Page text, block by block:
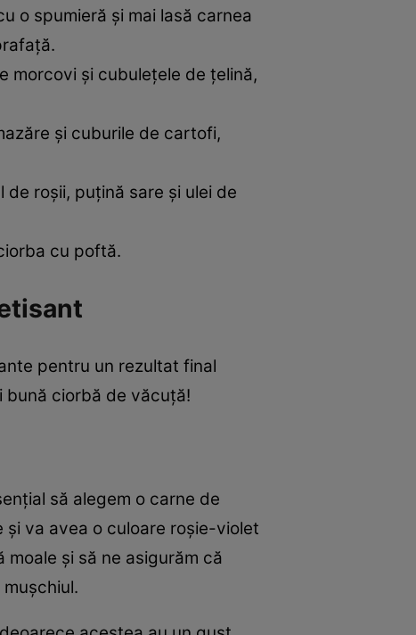
o spumieră și mai lasă carnea
morcovi și cubulețele de țelină,
și cuburile de cartofi,
roșii, puțină sare și ulei de
cu poftă.
pentru un rezultat final
bună ciorbă de văcuță!
să alegem o carne de
va avea o culoare roșie-violet
și să ne asigurăm că